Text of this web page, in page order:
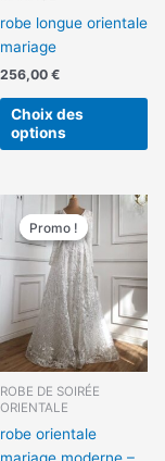
robe longue orientale
mariage
256,00 €
Choix des
options
du
Promo !
Promo !
ROBE DE SOIRÉE
ORIENTALE
robe orientale
Le
prix
initial
était :
340,00 €.
Le
actuel
Ce
Les